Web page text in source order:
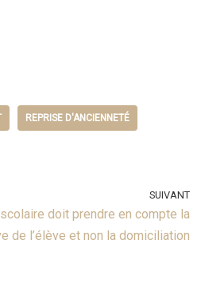
REPRISE D'ANCIENNETÉ
SUIVANT
doit prendre en compte la
de l’élève et non la domiciliation